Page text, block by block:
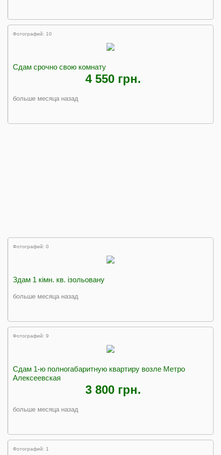
Фотографий: 10
Сдам срочно свою комнату
4 550 грн.
больше месяца назад
Фотографий: 0
Здам 1 кімн. кв. ізольовану
больше месяца назад
Фотографий: 9
Сдам 1-ю полногабаритную квартиру возле Метро
Алексеевская
3 800 грн.
больше месяца назад
Фотографий: 1